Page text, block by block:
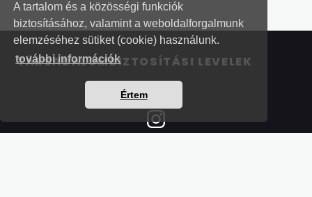
A tartalom és a közösségi funkciók
biztosításához, valamint a weboldalforgalmunk
elemzéséhez sütiket (cookie) használunk.
további információk
Értem
TÁRSADALOMBIZTOSÍTÁSI LEVELEK